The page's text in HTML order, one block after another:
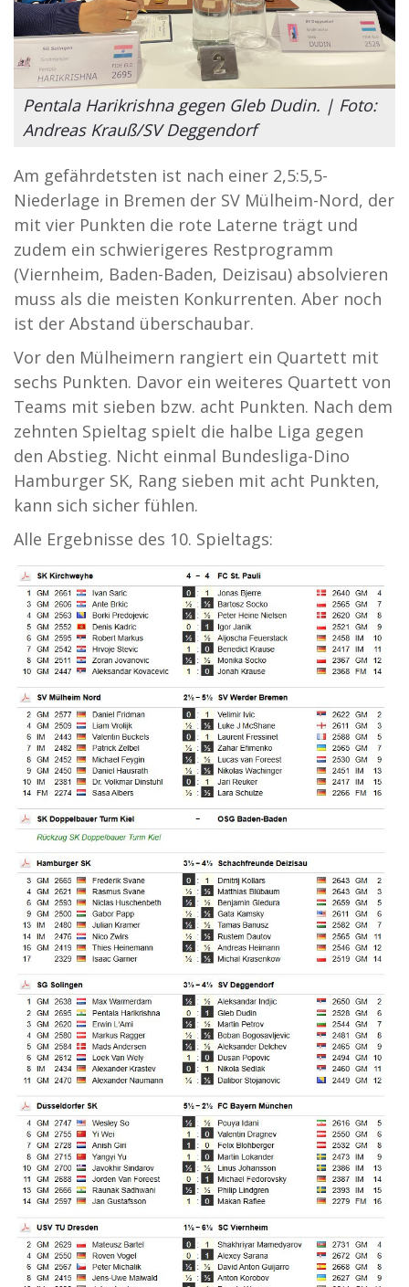
Pentala Harikrishna gegen Gleb Dudin. | Foto:
Andreas Krauß/SV Deggendorf
Am gefährdetsten ist nach einer 2,5:5,5-
Niederlage in Bremen der SV Mülheim-Nord, der
mit vier Punkten die rote Laterne trägt und
zudem ein schwierigeres Restprogramm
(Viernheim, Baden-Baden, Deizisau) absolvieren
muss als die meisten Konkurrenten. Aber noch
ist der Abstand überschaubar.
Vor den Mülheimern rangiert ein Quartett mit
sechs Punkten. Davor ein weiteres Quartett von
Teams mit sieben bzw. acht Punkten. Nach dem
zehnten Spieltag spielt die halbe Liga gegen
den Abstieg. Nicht einmal Bundesliga-Dino
Hamburger SK, Rang sieben mit acht Punkten,
kann sich sicher fühlen.
Alle Ergebnisse des 10. Spieltags: